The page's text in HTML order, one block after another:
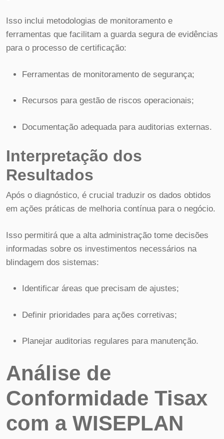
Isso inclui metodologias de monitoramento e
ferramentas que facilitam a guarda segura de evidências
para o processo de certificação:
Ferramentas de monitoramento de segurança;
Recursos para gestão de riscos operacionais;
Documentação adequada para auditorias externas.
Interpretação dos
Resultados
Após o diagnóstico, é crucial traduzir os dados obtidos
em ações práticas de melhoria contínua para o negócio.
Isso permitirá que a alta administração tome decisões
informadas sobre os investimentos necessários na
blindagem dos sistemas:
Identificar áreas que precisam de ajustes;
Definir prioridades para ações corretivas;
Planejar auditorias regulares para manutenção.
Análise de
Conformidade Tisax
com a WISEPLAN